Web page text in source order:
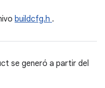
buildcfg.h .
se generó a partir del